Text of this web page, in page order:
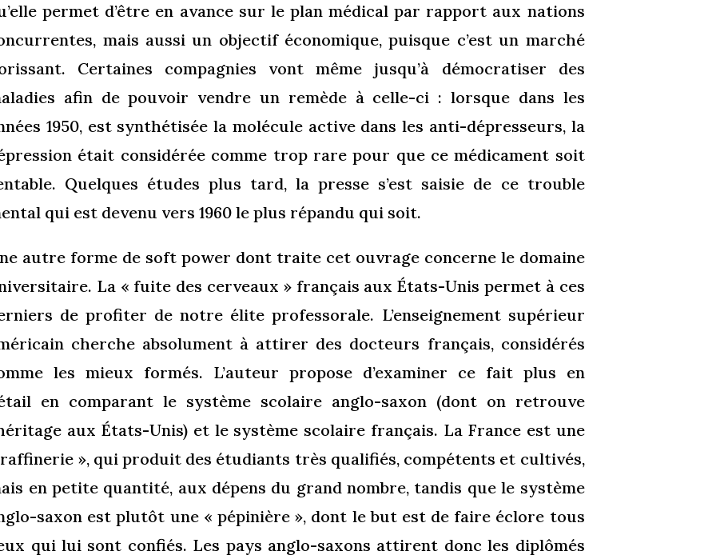
permet d’être en avance sur le plan médical par rapport aux nations
mais aussi un objectif économique, puisque c’est un marché
Certaines compagnies vont même jusqu’à démocratiser des
afin de pouvoir vendre un remède à celle-ci : lorsque dans les
1950, est synthétisée la molécule active dans les anti-dépresseurs, la
était considérée comme trop rare pour que ce médicament soit
Quelques études plus tard, la presse s’est saisie de ce trouble
qui est devenu vers 1960 le plus répandu qui soit.
autre forme de soft power dont traite cet ouvrage concerne le domaine
La « fuite des cerveaux » français aux États-Unis permet à ces
de profiter de notre élite professorale. L’enseignement supérieur
cherche absolument à attirer des docteurs français, considérés
les mieux formés. L’auteur propose d’examiner ce fait plus en
en comparant le système scolaire anglo-saxon (dont on retrouve
aux États-Unis) et le système scolaire français. La France est une
», qui produit des étudiants très qualifiés, compétents et cultivés,
en petite quantité, aux dépens du grand nombre, tandis que le système
saxon est plutôt une « pépinière », dont le but est de faire éclore tous
qui lui sont confiés. Les pays anglo-saxons attirent donc les diplômés